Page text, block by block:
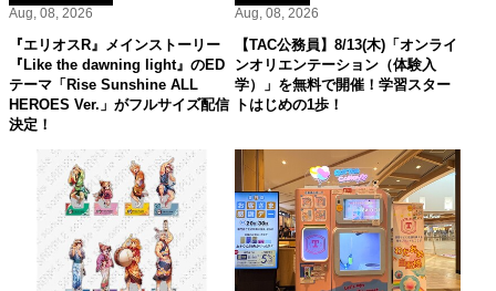
Aug, 08, 2026
『エリオスR』メインストーリー
『Like the dawning light』のED
テーマ「Rise Sunshine ALL
HEROES Ver.」がフルサイズ配信
決定！
Aug, 08, 2026
【TAC公務員】8/13(木)「オンライ
ンオリエンテーション（体験入
学）」を無料で開催！学習スター
トはじめの1歩！